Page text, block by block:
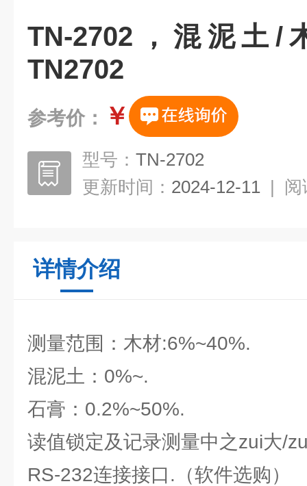
TN-2702，混泥土/
TN2702
参考价： ￥
型号： TN-2702
更新时间： 2024-12-11 | 阅
详情介绍
测量范围：木材:6%~40%.
混泥土：0%~.
石膏：0.2%~50%.
读值锁定及记录测量中之zui大/
RS-232连接接口.（软件选购）